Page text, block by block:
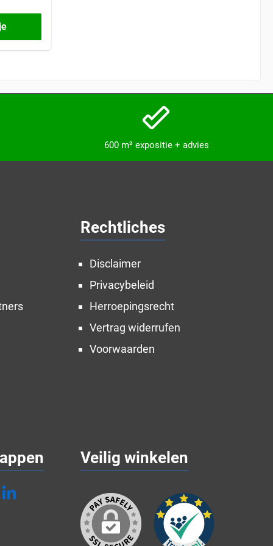
600 m² expositie + advies
Rechtliches
Disclaimer
Privacybeleid
Herroepingsrecht
Vertrag widerrufen
Voorwaarden
Veilig winkelen